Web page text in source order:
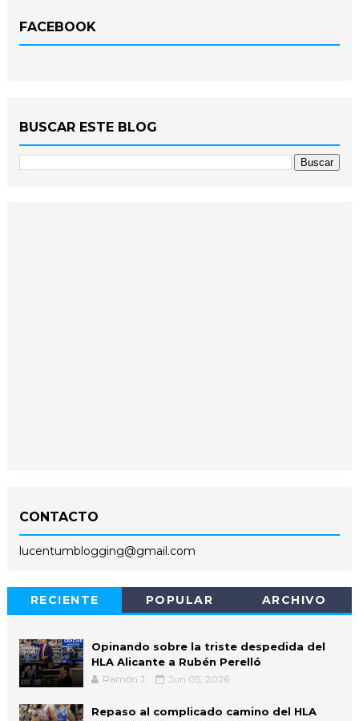
FACEBOOK
BUSCAR ESTE BLOG
CONTACTO
lucentumblogging@gmail.com
RECIENTE POPULAR ARCHIVO
Opinando sobre la triste despedida del
HLA Alicante a Rubén Perelló
Ramón J. Jun 05, 2026
Repaso al complicado camino del HLA